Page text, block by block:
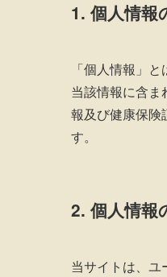
1. 個人情報
「個人情報」
当該情報に含
報及び健康保険
す。
2. 個人情報
当サイトは、ユ